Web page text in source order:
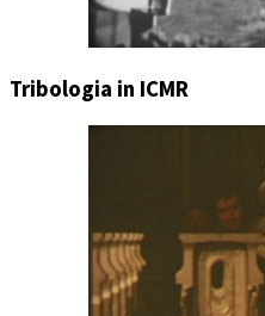
Tribologia in ICMR